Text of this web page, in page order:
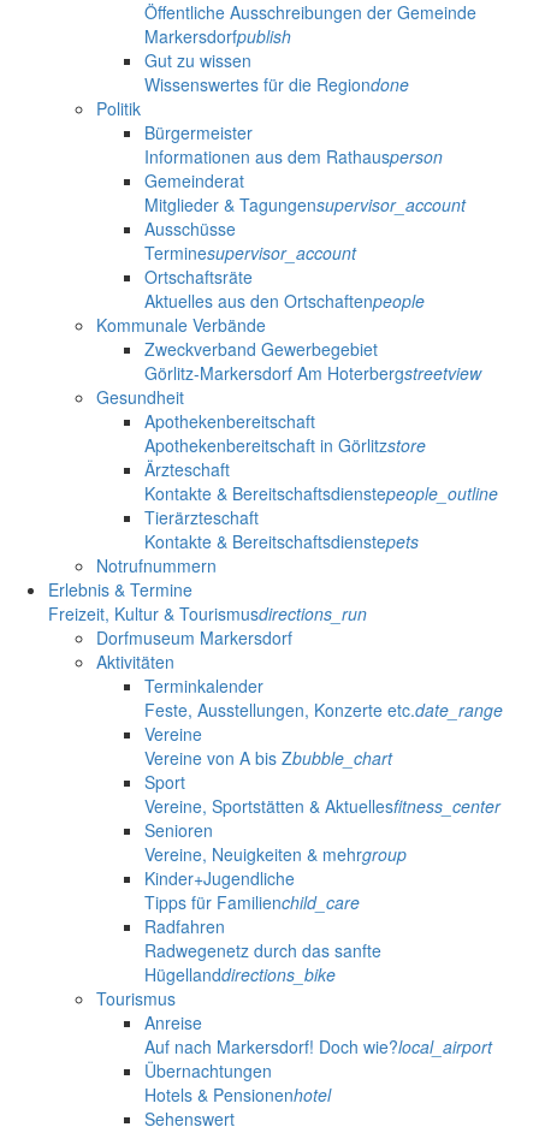
Öffentliche Ausschreibungen der Gemeinde
Markersdorfpublish
Gut zu wissen
Wissenswertes für die Regiondone
Politik
Bürgermeister
Informationen aus dem Rathausperson
Gemeinderat
Mitglieder & Tagungensupervisor_account
Ausschüsse
Terminesupervisor_account
Ortschaftsräte
Aktuelles aus den Ortschaftenpeople
Kommunale Verbände
Zweckverband Gewerbegebiet
Görlitz-Markersdorf Am Hoterbergstreetview
Gesundheit
Apothekenbereitschaft
Apothekenbereitschaft in Görlitzstore
Ärzteschaft
Kontakte & Bereitschaftsdienstepeople_outline
Tierärzteschaft
Kontakte & Bereitschaftsdienstepets
Notrufnummern
Erlebnis & Termine
Freizeit, Kultur & Tourismusdirections_run
Dorfmuseum Markersdorf
Aktivitäten
Terminkalender
Feste, Ausstellungen, Konzerte etc.date_range
Vereine
Vereine von A bis Zbubble_chart
Sport
Vereine, Sportstätten & Aktuellesfitness_center
Senioren
Vereine, Neuigkeiten & mehrgroup
Kinder+Jugendliche
Tipps für Familienchild_care
Radfahren
Radwegenetz durch das sanfte
Hügellanddirections_bike
Tourismus
Anreise
Auf nach Markersdorf! Doch wie?local_airport
Übernachtungen
Hotels & Pensionenhotel
Sehenswert